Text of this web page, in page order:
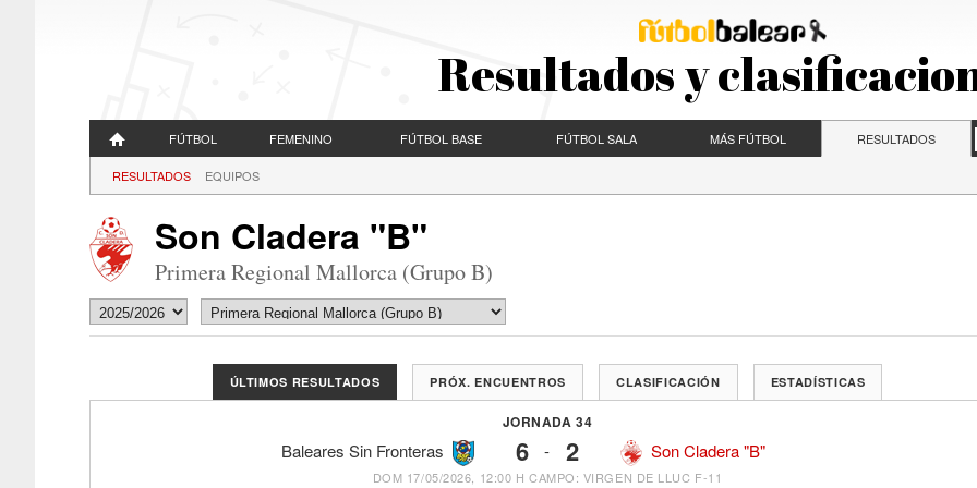
Resultados y
FÚTBOL FEMENINO FÚTBOL BASE FÚTBOL SALA MÁS FÚTBOL RESULTADOS
RESULTADOS EQUIPOS
Son Cladera "B"
Primera Regional Mallorca (Grupo B)
ÚLTIMOS RESULTADOS PRÓX. ENCUENTROS CLASIFICACIÓN ESTADÍSTICAS
JORNADA 34
Baleares Sin Fronteras 6 - Son Cladera "B"
2
DOM 17/05/2026, 12:00 H CAMPO: VIRGEN DE LLUC F-11